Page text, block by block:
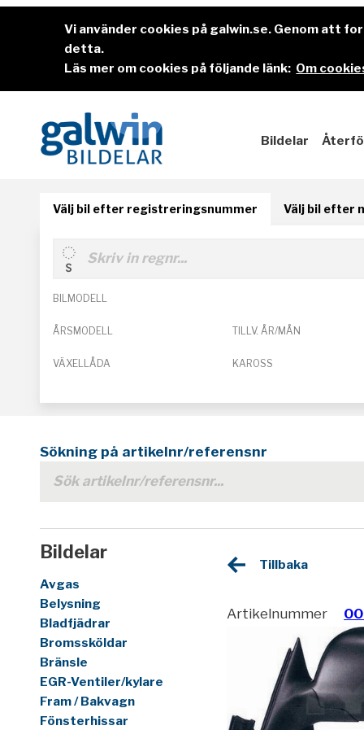
Vi använder cookies på galwin.se. Genom att
detta.
Läs mer om cookies på följande länk: Om
Bildelar
Välj bil efter registreringsnummer Välj bil efter
BILMODELL
ÅRSMODELL TILLV. ÅR/MÅN
VÄXELLÅDA KAROSS
Sökning på artikelnr/referensnr
Bildelar
Avgas
Belysning
Bladfjädrar
Bromssköldar
Bränsle
EGR-Ventiler/kylare
Fram / Bakvagn
Fönsterhissar
Tillbaka
Artikelnummer